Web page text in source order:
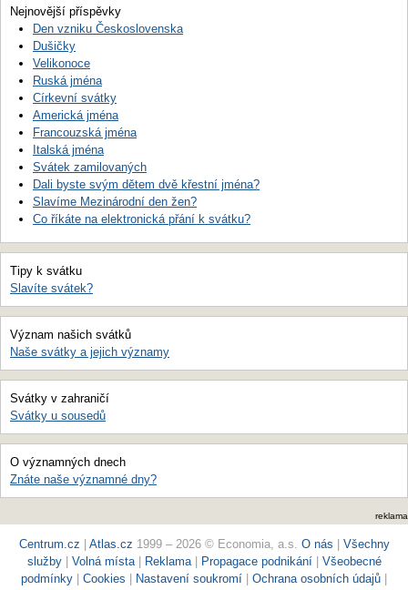
Nejnovější příspěvky
Den vzniku Československa
Dušičky
Velikonoce
Ruská jména
Církevní svátky
Americká jména
Francouzská jména
Italská jména
Svátek zamilovaných
Dali byste svým dětem dvě křestní jména?
Slavíme Mezinárodní den žen?
Co říkáte na elektronická přání k svátku?
Tipy k svátku
Slavíte svátek?
Význam našich svátků
Naše svátky a jejich významy
Svátky v zahraničí
Svátky u sousedů
O významných dnech
Znáte naše významné dny?
reklama
Centrum.cz Atlas.cz 1999 – 2026 © Economia, a.s. O nás
Všechny
služby
Volná místa| Reklama Propagace podnikání| Všeobecné
podmínky
Cookies Nastavení soukromí Ochrana osobních údajů